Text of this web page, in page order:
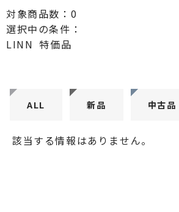
プリアンプ
パワーアンプ
ネットワークプレーヤー・D/Aコンバーター
フォノイコライザー・MCトランス
対象商品数： 0
選択中の条件：
LINN 特価品
ALL 新品 中古品
該当する情報はありません。